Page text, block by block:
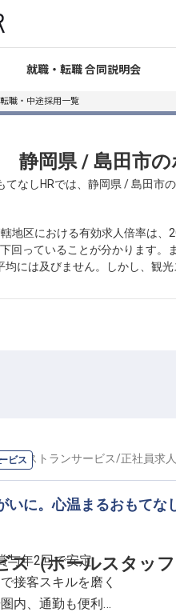
就職・転職 合同説明会
職・中途採用一覧
静岡県 / 島田市
てなしHRでは、静岡県 / 島田市
地区における有効求人倍率は
回っていることが分かります
には及びません。しかし、観
ビス
（ホールスタッフ
のレストランサービス/正社員求人
いに。心温まるおもてな
与年2回で安定
接客スキルを磨く
内、通勤も便利